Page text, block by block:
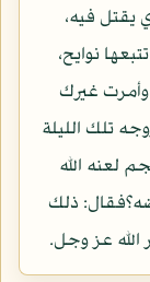
يقتل فيه،
نوايح،
وأمرت غيرك
تلك الليلة
لعنه الله
ذلك
الله عز وجل.